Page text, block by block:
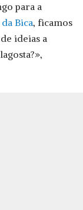
para a
Bica, ficamos
ideias a